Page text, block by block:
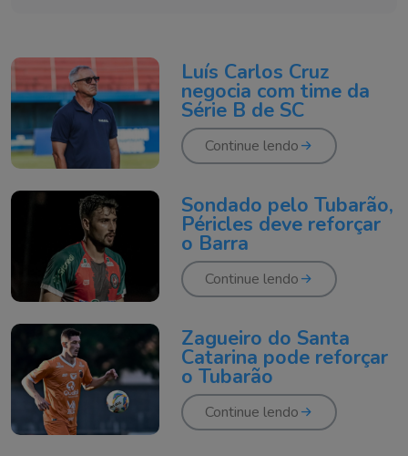
Luís Carlos Cruz
negocia com time da
Série B de SC
Continue lendo
Sondado pelo Tubarão,
Péricles deve reforçar
o Barra
Continue lendo
Zagueiro do Santa
Catarina pode reforçar
o Tubarão
Continue lendo